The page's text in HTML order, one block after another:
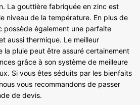
La gouttière fabriquée en zinc est
niveau de la température. En plus de
possède également une parfaite
aussi thermique. Le meilleur
la pluie peut être assuré certainement
grâce à son système de meilleure
Si vous êtes séduits par les bienfaits
vous recommandons de passer
de devis.